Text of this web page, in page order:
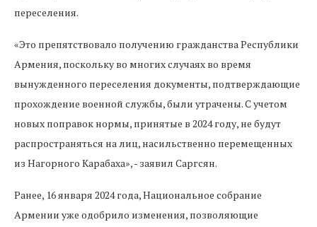
переселения.
«Это препятствовало получению гражданства Республики
Армения, поскольку во многих случаях во время
вынужденного переселения документы, подтверждающие
прохождение военной службы, были утрачены. С учетом
новых поправок нормы, принятые в 2024 году, не будут
распространяться на лиц, насильственно перемещенных
из Нагорного Карабаха», - заявил Саргсян.
Ранее, 16 января 2024 года, Национальное собрание
Армении уже одобрило изменения, позволяющие